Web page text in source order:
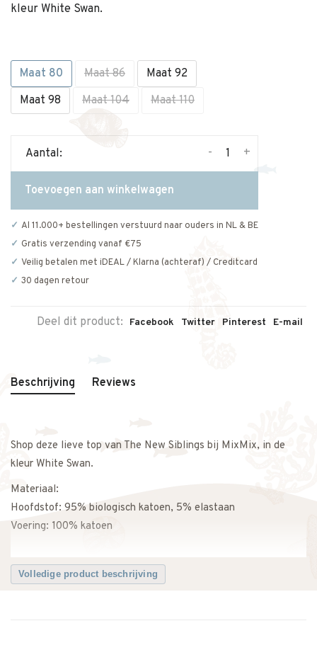
kleur White Swan.
Maat 80 Maat 86
Maat 92
Maat 98
Maat 104 Maat 110
Aantal: +
-
Toevoegen aan winkelwagen
Al 11.000+ bestellingen verstuurd naar ouders in NL & BE
Gratis verzending vanaf €75
Veilig betalen met iDEAL / Klarna (achteraf) / Creditcard
30 dagen retour
Deel dit product: Facebook Twitter Pinterest E-mail
Beschrijving Reviews
Shop deze lieve top van The New Siblings bij MixMix, in de
kleur White Swan.
Materiaal:
Hoofdstof: 95% biologisch katoen, 5% elastaan
Voering: 100% katoen
Volledige product beschrijving